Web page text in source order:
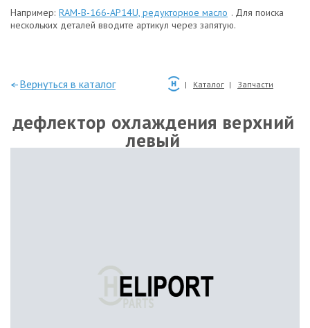
Например: RAM-B-166-AP14U, редукторное масло . Для поиска
нескольких деталей вводите артикул через запятую.
—Вернуться в каталог Каталог Запчасти
дефлектор охлаждения верхний
левый